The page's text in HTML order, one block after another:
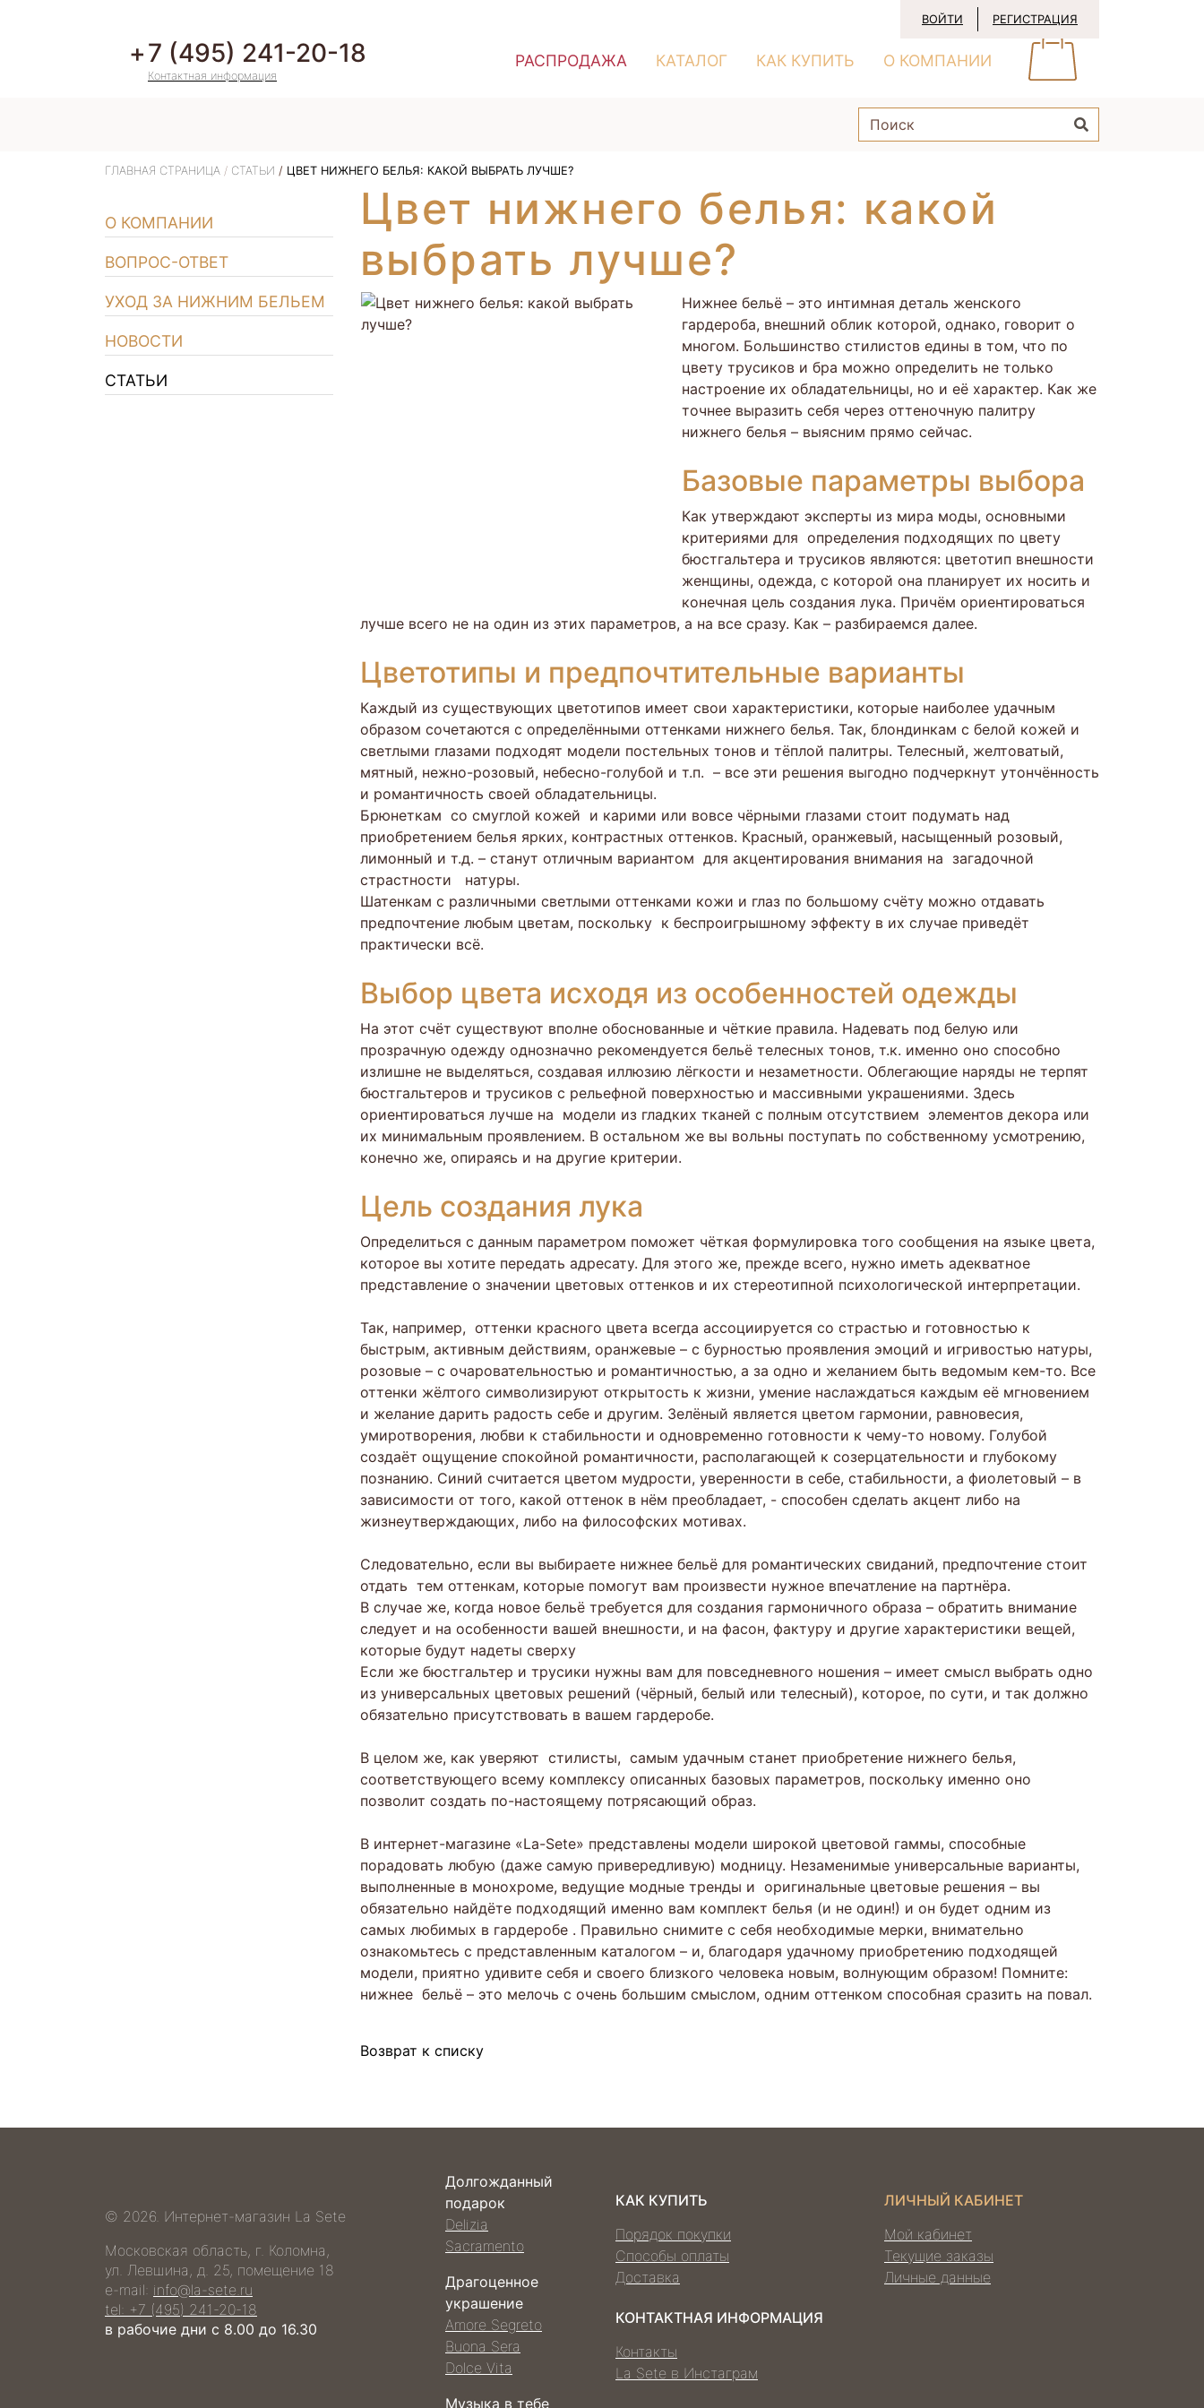
ВОЙТИ РЕГИСТРАЦИЯ
7 (495) 241-20-18
Контактная информация
РАСПРОДАЖА КАТАЛОГ КАК КУПИТЬ О КОМПАНИИ
ГЛАВНАЯ СТРАНИЦА СТАТЬИ ЦВЕТ НИЖНЕГО БЕЛЬЯ: КАКОЙ ВЫБРАТЬ ЛУЧШЕ?
О КОМПАНИИ
ВОПРОС-ОТВЕТ
УХОД ЗА НИЖНИМ БЕЛЬЕМ
НОВОСТИ
СТАТЬИ
Цвет нижнего белья: какой
выбрать лучше?
Нижнее бельё – это интимная деталь женского
гардероба, внешний облик которой, однако, говорит о
многом. Большинство стилистов едины в том, что по
цвету трусиков и бра можно определить не только
настроение их обладательницы, но и её характер. Как же
точнее выразить себя через оттеночную палитру
нижнего белья – выясним прямо сейчас.
Базовые параметры выбора
Как утверждают эксперты из мира моды, основными
критериями для определения подходящих по цвету
бюстгальтера и трусиков являются: цветотип внешности
женщины, одежда, с которой она планирует их носить и
конечная цель создания лука. Причём ориентироваться
лучше всего не на один из этих параметров, а на все сразу. Как – разбираемся далее.
Цветотипы и предпочтительные варианты
Каждый из существующих цветотипов имеет свои характеристики, которые наиболее удачным
образом сочетаются с определёнными оттенками нижнего белья. Так, блондинкам с белой кожей и
светлыми глазами подходят модели постельных тонов и тёплой палитры. Телесный, желтоватый,
мятный, нежно-розовый, небесно-голубой и т.п. – все эти решения выгодно подчеркнут утончённость
и романтичность своей обладательницы.
Брюнеткам со смуглой кожей и карими или вовсе чёрными глазами стоит подумать над
приобретением белья ярких, контрастных оттенков. Красный, оранжевый, насыщенный розовый,
лимонный и т.д. – станут отличным вариантом для акцентирования внимания на загадочной
страстности натуры.
Шатенкам с различными светлыми оттенками кожи и глаз по большому счёту можно отдавать
предпочтение любым цветам, поскольку к беспроигрышному эффекту в их случае приведёт
практически всё.
Выбор цвета исходя из особенностей одежды
На этот счёт существуют вполне обоснованные и чёткие правила. Надевать под белую или
прозрачную одежду однозначно рекомендуется бельё телесных тонов, т.к. именно оно способно
излишне не выделяться, создавая иллюзию лёгкости и незаметности. Облегающие наряды не терпят
бюстгальтеров и трусиков с рельефной поверхностью и массивными украшениями. Здесь
ориентироваться лучше на модели из гладких тканей с полным отсутствием элементов декора или
их минимальным проявлением. В остальном же вы вольны поступать по собственному усмотрению,
конечно же, опираясь и на другие критерии.
Цель создания лука
Определиться с данным параметром поможет чёткая формулировка того сообщения на языке цвета,
которое вы хотите передать адресату. Для этого же, прежде всего, нужно иметь адекватное
представление о значении цветовых оттенков и их стереотипной психологической интерпретации.
Так, например, оттенки красного цвета всегда ассоциируется со страстью и готовностью к
быстрым, активным действиям, оранжевые – с бурностью проявления эмоций и игривостью натуры,
розовые – с очаровательностью и романтичностью, а за одно и желанием быть ведомым кем-то. Все
оттенки жёлтого символизируют открытость к жизни, умение наслаждаться каждым её мгновением
и желание дарить радость себе и другим. Зелёный является цветом гармонии, равновесия,
умиротворения, любви к стабильности и одновременно готовности к чему-то новому. Голубой
создаёт ощущение спокойной романтичности, располагающей к созерцательности и глубокому
познанию. Синий считается цветом мудрости, уверенности в себе, стабильности, а фиолетовый – в
зависимости от того, какой оттенок в нём преобладает, - способен сделать акцент либо на
жизнеутверждающих, либо на философских мотивах.
Следовательно, если вы выбираете нижнее бельё для романтических свиданий, предпочтение стоит
отдать тем оттенкам, которые помогут вам произвести нужное впечатление на партнёра.
В случае же, когда новое бельё требуется для создания гармоничного образа – обратить внимание
следует и на особенности вашей внешности, и на фасон, фактуру и другие характеристики вещей,
которые будут надеты сверху
Если же бюстгальтер и трусики нужны вам для повседневного ношения – имеет смысл выбрать одно
из универсальных цветовых решений (чёрный, белый или телесный), которое, по сути, и так должно
обязательно присутствовать в вашем гардеробе.
В целом же, как уверяют стилисты, самым удачным станет приобретение нижнего белья,
соответствующего всему комплексу описанных базовых параметров, поскольку именно оно
позволит создать по-настоящему потрясающий образ.
В интернет-магазине «La-Sete» представлены модели широкой цветовой гаммы, способные
порадовать любую (даже самую привередливую) модницу. Незаменимые универсальные варианты,
выполненные в монохроме, ведущие модные тренды и оригинальные цветовые решения – вы
обязательно найдёте подходящий именно вам комплект белья (и не один!) и он будет одним из
самых любимых в гардеробе . Правильно снимите с себя необходимые мерки, внимательно
ознакомьтесь с представленным каталогом – и, благодаря удачному приобретению подходящей
модели, приятно удивите себя и своего близкого человека новым, волнующим образом! Помните:
нижнее бельё – это мелочь с очень большим смыслом, одним оттенком способная сразить на повал.
Возврат к списку
© 2026. Интернет-магазин La Sete
Московская область, г. Коломна,
ул. Левшина, д. 25, помещение 18
e-mail: info@la-sete.ru
tel: +7 (495) 241-20-18
в рабочие дни с 8.00 до 16.30
Долгожданный
подарок
Delizia
Sacramento
Драгоценное
украшение
Amore Segreto
Buona Sera
Dolce Vita
Музыка в тебе
КАК КУПИТЬ
Порядок покупки
Способы оплаты
Доставка
КОНТАКТНАЯ ИНФОРМАЦИЯ
Контакты
La Sete в Инстаграм
ЛИЧНЫЙ КАБИНЕТ
Мой кабинет
Текущие заказы
Личные данные